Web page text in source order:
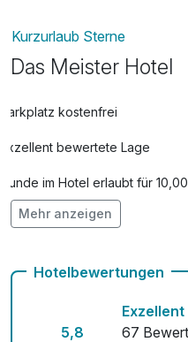
Kurzurlaub Sterne
Das Meister Hotel
Parkplatz kostenfrei
Exzellent bewertete Lage
Hunde im Hotel erlaubt für
Fahrradverleih
Mehr anzeigen
Hotelbewertungen
5,8
Exzellent
67